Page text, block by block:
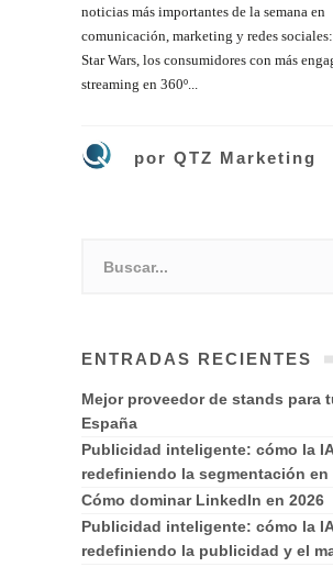
noticias más importantes de la semana en
comunicación, marketing y redes
Star Wars, los consumidores con más
streaming en 360º...
por QTZ Marketing
ENTRADAS RECIENTES
Mejor proveedor de stands para
España
Publicidad inteligente: cómo la
redefiniendo la segmentación en
Cómo dominar LinkedIn en 2026
Publicidad inteligente: cómo la
redefiniendo la publicidad y el